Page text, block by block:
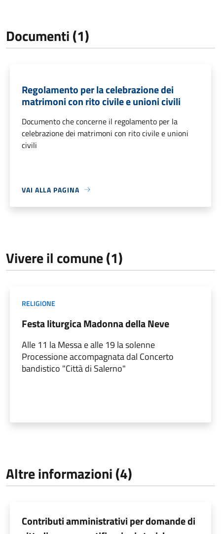
Documenti (1)
Regolamento per la celebrazione dei
matrimoni con rito civile e unioni civili
Documento che concerne il regolamento per la
celebrazione dei matrimoni con rito civile e unioni
civili
VAI ALLA PAGINA
Vivere il comune (1)
RELIGIONE
Festa liturgica Madonna della Neve
Alle 11 la Messa e alle 19 la solenne
Processione accompagnata dal Concerto
bandistico "Città di Salerno"
Altre informazioni (4)
Contributi amministrativi per domande di